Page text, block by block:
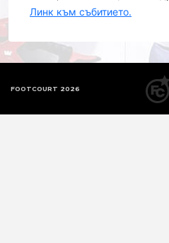
Линк към събитието.
FOOTCOURT 2026